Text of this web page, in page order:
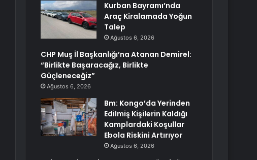
Kurban Bayramı’nda
Araç Kiralamada Yoğun
Talep
Ağustos 6, 2026
CHP Muş İl Başkanlığı’na Atanan Demirel:
“Birlikte Başaracağız, Birlikte
Güçleneceğiz”
Ağustos 6, 2026
Bm: Kongo’da Yerinden
Edilmiş Kişilerin Kaldığı
Kamplardaki Koşullar
Ebola Riskini Artırıyor
Ağustos 6, 2026